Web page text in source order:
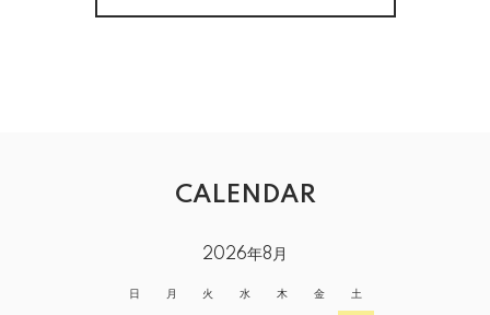
CALENDAR
2026年8月
日 月 火 水 木 金 土